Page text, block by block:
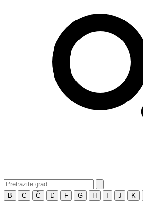
B C Č D F G H J K